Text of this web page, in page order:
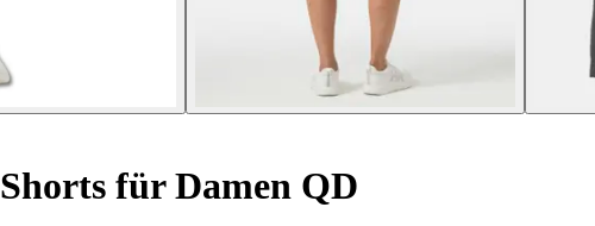
Shorts für Damen QD